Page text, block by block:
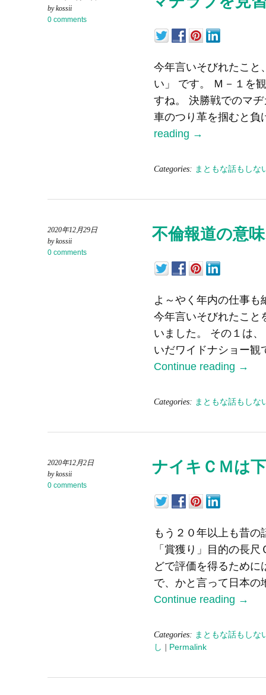
by kossii
0 comments
今年言いそびれたこと
い」 です。 Ｍ－１を
すね。 決勝戦でのマ
車のつり革を掴むと
reading →
Categories: まともな話もし
2020年12月29日
by kossii
0 comments
不倫報道の意味
よ～やく年内の仕事も
今年言いそびれたこと
いました。 その１は
いだワイドナショー
Continue reading →
Categories: まともな話もし
2020年12月2日
by kossii
0 comments
ナイキＣＭは
もう２０年以上も昔
「賞獲り」目的の長
どで評価を得るため
で、かと言って日本
Continue reading →
Categories: まともな話もし
し | Permalink